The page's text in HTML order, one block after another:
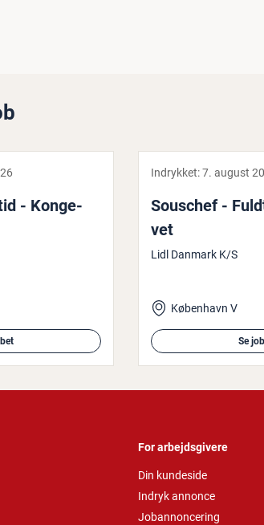
- Kon­ge­
Indrykket:7. august
Souschef -
vet
Lidl Danmark K/S
København V
Se
For arbejdsgivere
Din kundeside
Indryk annonce
Jobannoncering